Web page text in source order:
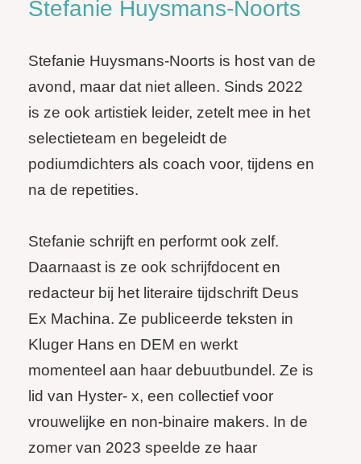
Stefanie Huysmans-Noorts
Stefanie Huysmans-Noorts is host van de
avond, maar dat niet alleen. Sinds 2022
is ze ook artistiek leider, zetelt mee in het
selectieteam en begeleidt de
podiumdichters als coach voor, tijdens en
na de repetities.
Stefanie schrijft en performt ook zelf.
Daarnaast is ze ook schrijfdocent en
redacteur bij het literaire tijdschrift Deus
Ex Machina. Ze publiceerde teksten in
Kluger Hans en DEM en werkt
momenteel aan haar debuutbundel. Ze is
lid van Hyster- x, een collectief voor
vrouwelijke en non-binaire makers. In de
zomer van 2023 speelde ze haar